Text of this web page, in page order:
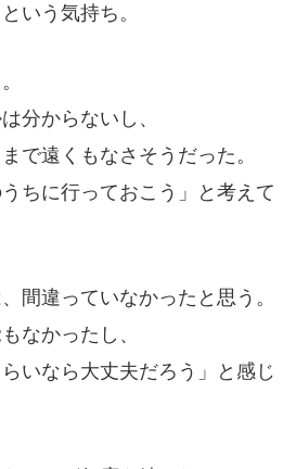
いう気持ち。
分からないし、
で遠くもなさそうだった。
ちに行っておこう」と考えて
間違っていなかったと思う。
なかったし、
いなら大丈夫だろう」と感じ